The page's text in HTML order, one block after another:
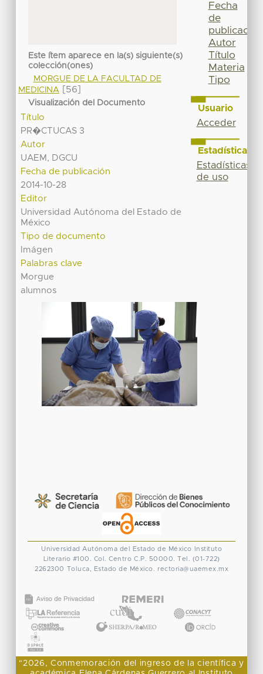
Este ítem aparece en la(s) siguiente(s)
colección(ones)
MORGUE DE LA FACULTAD DE
MEDICINA[56]
Visualización del Documento
Título
PR�CTUCAS 3
Autor
UAEM, DGCU
Fecha de publicación
2014-10-28
Editor
Universidad Autónoma del Estado de
México
Tipo de documento
Imágen
Palabras clave
Morgue
alumnos
Fecha
de
publicación
Autor
Título
Materia
Tipo
Usuario
Acceder
Estadísticas
Estadísticas
de uso
Universidad Autónoma del Estado de México
Instituto
Literario #100. Col. Centro C.P. 50000. Tel. (01-722)
2262300 Toluca, Estado de México. rectoria@uaemex.mx
"2026, Conmemoración del ingreso de la científica y